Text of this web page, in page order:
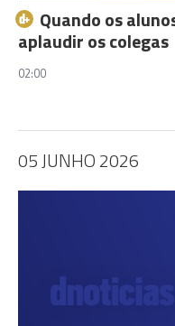
Quando os
aplaudir os colegas
02:00
05 JUNHO 2026